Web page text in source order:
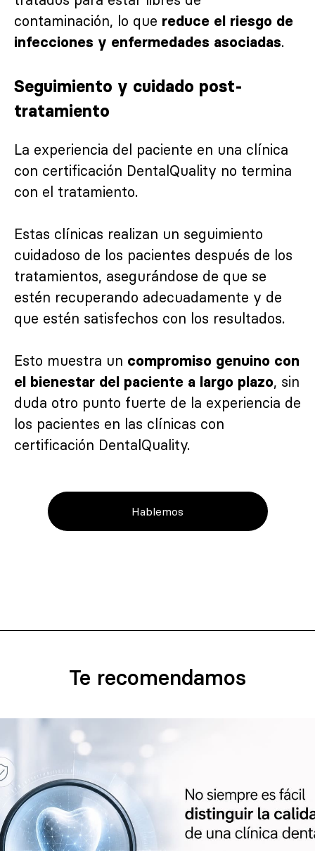
contaminación, lo que reduce el riesgo de
infecciones y enfermedades asociadas.
Seguimiento y cuidado post-
tratamiento
La experiencia del paciente en una clínica
con certificación DentalQuality no termina
con el tratamiento.
Estas clínicas realizan un seguimiento
cuidadoso de los pacientes después de los
tratamientos, asegurándose de que se
estén recuperando adecuadamente y de
que estén satisfechos con los resultados.
Esto muestra un compromiso genuino con
el bienestar del paciente a largo plazo, sin
duda otro punto fuerte de la experiencia de
los pacientes en las clínicas con
certificación DentalQuality.
Hablemos
Te recomendamos